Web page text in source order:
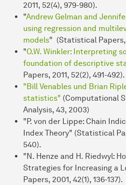
2011, 52(4), 979-980).
"Andrew Gelman and
using regression and
models" (Statistical Papers,
"O.W. Winkler: Interpreting
foundation of descriptive
Papers, 2011, 52(2), 491-492).
"Bill Venables und Brian
statistics" (Computational
Analysis, 43, 2003)
"P. von der Lippe: Chain
Index Theory" (Statistical
540).
"N. Henze and H. Riedwyl:
Strategies for Increasing a
Papers, 2001, 42(1), 136-137).